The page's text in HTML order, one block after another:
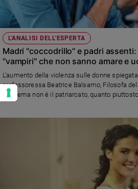
L'ANALISI DELL'ESPERTA
Madri "coccodrillo" e padri
"vampiri" che non sanno amare e
L'aumento della violenza sulle donne
professoressa Beatrice Balsamo, Filosofa
problema non è il patriarcato, quanto
paterna come elemento che regola la
la crescita emotiva dei figli e crea adulti che
frustrazione. Un saggio profondo che
famiglia e propone anche prassi educative
lento, ciò che manca in una società basata